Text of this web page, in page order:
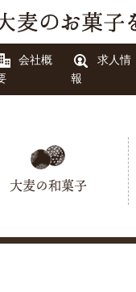
会社概
求人情
報
大麦の和菓子